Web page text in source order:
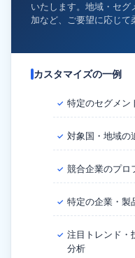
いたします。地域・セグ
加など、ご要望に応じて
カスタマイズの一例
✓ 特定のセグメン
✓ 対象国・地域の
✓ 競合企業のプロ
✓ 特定の企業・製
✓ 注目トレンド・
分析